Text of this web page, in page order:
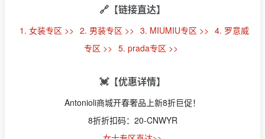
🔗【链接直达】
1. 女装专区 >> 2. 男装专区 >> 3. MIUMIU专区 >> 4. 罗意威
专区 >> 5. prada专区 >>
💓【优惠详情】
Antonioli商城开春奢品上新8折巨促！
8折折扣码：20-CNWYR